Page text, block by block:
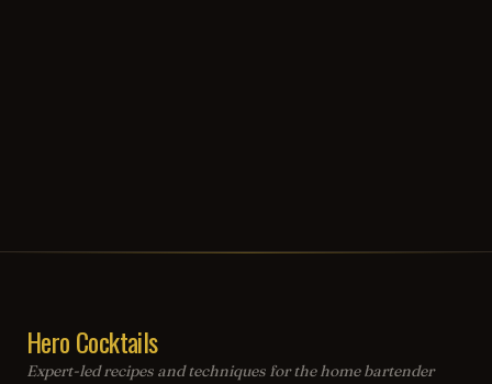
Hero Cocktails
Expert-led recipes and techniques for the home bartender